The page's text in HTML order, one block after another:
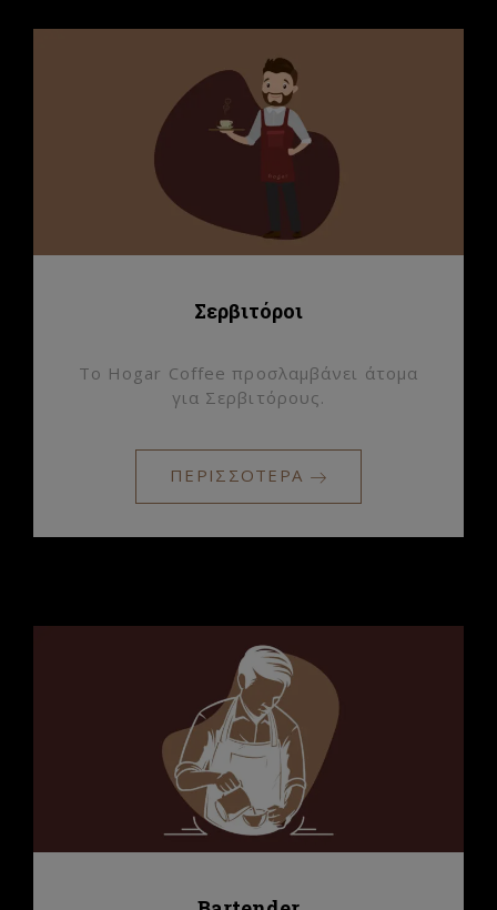
Σερβιτόροι
Το Hogar Coffee προσλαμβάνει άτομα
για Σερβιτόρους.
ΠΕΡΙΣΣΟΤΕΡΑ